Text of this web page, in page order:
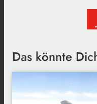
Das könnte